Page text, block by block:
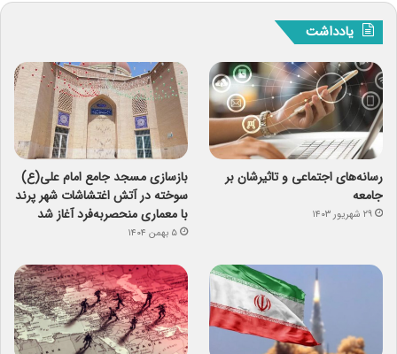
یادداشت
رسانه‌های اجتماعی و تاثیرشان بر
جامعه
۲۹ شهریور ۱۴۰۳
بازسازی مسجد جامع امام علی(ع)
سوخته در آتش اغتشاشات شهر پرند
با معماری منحصربه‌فرد آغاز شد
۵ بهمن ۱۴۰۴